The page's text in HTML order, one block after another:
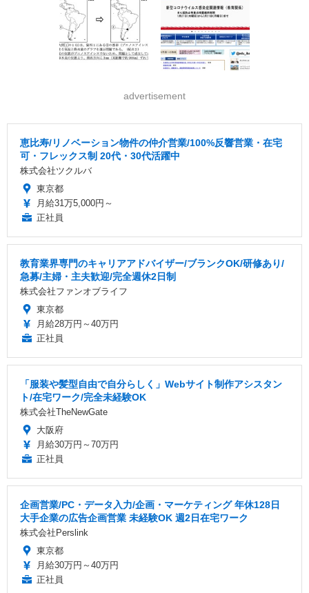
advertisement
恵比寿/リノベーション物件の仲介営業/100%反響営業・在宅
可・フレックス制 20代・30代活躍中
株式会社ツクルバ
東京都
月給31万5,000円～
正社員
教育業界専門のキャリアアドバイザー/ブランクOK/研修あり/
急募/主婦・主夫歓迎/完全週休2日制
株式会社ファンオブライフ
東京都
月給28万円～40万円
正社員
「服装や髪型自由で自分らしく」Webサイト制作アシスタン
ト/在宅ワーク/完全未経験OK
株式会社TheNewGate
大阪府
月給30万円～70万円
正社員
企画営業/PC・データ入力/企画・マーケティング 年休128日
大手企業の広告企画営業 未経験OK 週2日在宅ワーク
株式会社Perslink
東京都
月給30万円～40万円
正社員